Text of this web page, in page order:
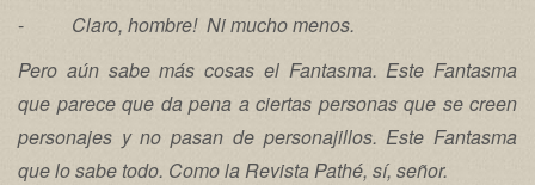
- Claro, hombre! Ni mucho menos.
Pero aún sabe más cosas el Fantasma. Este Fantasma
que parece que da pena a ciertas personas que se creen
personajes y no pasan de personajillos. Este Fantasma
que lo sabe todo. Como la Revista Pathé, sí, señor.